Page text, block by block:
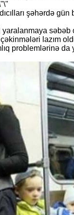
şəhərdə gün
lazım
problemlərinə